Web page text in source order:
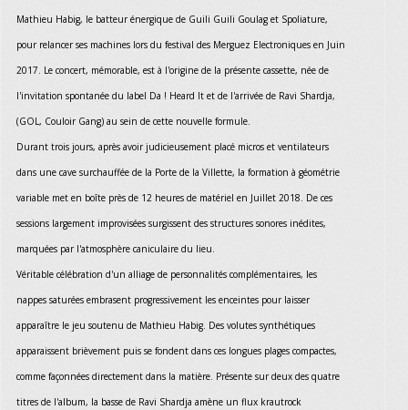
Mathieu Habig, le batteur énergique de Guili Guili Goulag et Spoliature,
pour relancer ses machines lors du festival des Merguez Electroniques en Juin
2017. Le concert, mémorable, est à l'origine de la présente cassette, née de
l'invitation spontanée du label Da ! Heard It et de l'arrivée de Ravi Shardja,
(GOL, Couloir Gang) au sein de cette nouvelle formule.
Durant trois jours, après avoir judicieusement placé micros et ventilateurs
dans une cave surchauffée de la Porte de la Villette, la formation à géométrie
variable met en boîte près de 12 heures de matériel en Juillet 2018. De ces
sessions largement improvisées surgissent des structures sonores inédites,
marquées par l'atmosphère caniculaire du lieu.
Véritable célébration d'un alliage de personnalités complémentaires, les
nappes saturées embrasent progressivement les enceintes pour laisser
apparaître le jeu soutenu de Mathieu Habig. Des volutes synthétiques
apparaissent brièvement puis se fondent dans ces longues plages compactes,
comme façonnées directement dans la matière. Présente sur deux des quatre
titres de l'album, la basse de Ravi Shardja amène un flux krautrock